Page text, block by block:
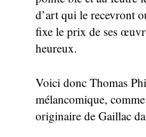
d’art qui le recevront
fixe le prix de ses
heureux.
Voici donc Thomas
mélancomique,
originaire de Gaillac